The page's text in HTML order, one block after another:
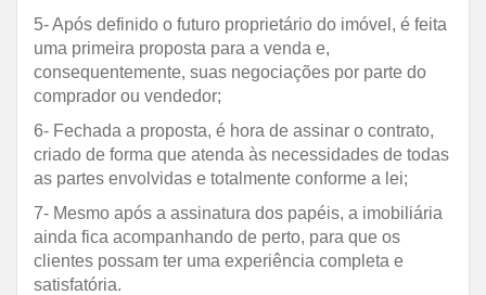
5- Após definido o futuro proprietário do imóvel, é feita
uma primeira proposta para a venda e,
consequentemente, suas negociações por parte do
comprador ou vendedor;
6- Fechada a proposta, é hora de assinar o contrato,
criado de forma que atenda às necessidades de todas
as partes envolvidas e totalmente conforme a lei;
7- Mesmo após a assinatura dos papéis, a imobiliária
ainda fica acompanhando de perto, para que os
clientes possam ter uma experiência completa e
satisfatória.